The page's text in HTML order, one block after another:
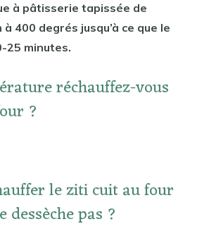
à pâtisserie tapissée de
à 400 degrés jusqu’à ce que le
25 minutes.
réchauffez-vous
?
le ziti cuit au four
dessèche pas ?